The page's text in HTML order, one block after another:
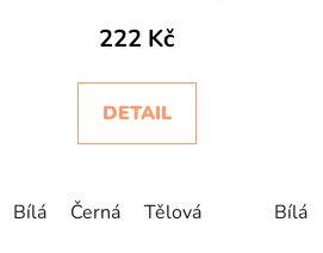
222 Kč
DETAIL
Bílá Černá Tělová Bílá